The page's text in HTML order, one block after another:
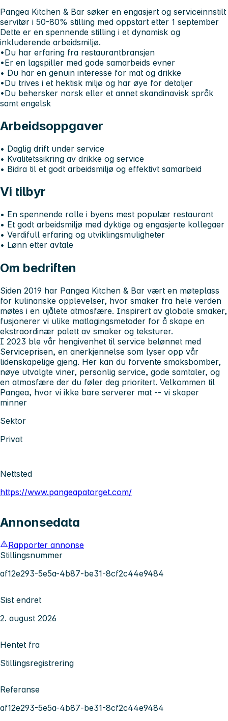
Pangea Kitchen & Bar søker en engasjert og serviceinnstilt
servitør i 50-80% stilling med oppstart etter 1 september
Dette er en spennende stilling i et dynamisk og
inkluderende arbeidsmiljø.
•Du har erfaring fra restaurantbransjen
•Er en lagspiller med gode samarbeids evner
• Du har en genuin interesse for mat og drikke
•Du trives i et hektisk miljø og har øye for detaljer
•Du behersker norsk eller et annet skandinavisk språk
samt engelsk
Arbeidsoppgaver
• Daglig drift under service
• Kvalitetssikring av drikke og service
• Bidra til et godt arbeidsmiljø og effektivt samarbeid
Vi tilbyr
• En spennende rolle i byens mest populær restaurant
• Et godt arbeidsmiljø med dyktige og engasjerte kollegaer
• Verdifull erfaring og utviklingsmuligheter
• Lønn etter avtale
Om bedriften
Siden 2019 har Pangea Kitchen & Bar vært en møteplass
for kulinariske opplevelser, hvor smaker fra hele verden
møtes i en ujålete atmosfære. Inspirert av globale smaker,
fusjonerer vi ulike matlagingsmetoder for å skape en
ekstraordinær palett av smaker og teksturer.
I 2023 ble vår hengivenhet til service belønnet med
Serviceprisen, en anerkjennelse som lyser opp vår
lidenskapelige gjeng. Her kan du forvente smaksbomber,
nøye utvalgte viner, personlig service, gode samtaler, og
en atmosfære der du føler deg prioritert. Velkommen til
Pangea, hvor vi ikke bare serverer mat -- vi skaper
minner
Sektor
Privat
Nettsted
https://www.pangeapatorget.com/
Annonsedata
Rapporter annonse
Stillingsnummer
af12e293-5e5a-4b87-be31-8cf2c44e9484
Sist endret
2. august 2026
Hentet fra
Stillingsregistrering
Referanse
af12e293-5e5a-4b87-be31-8cf2c44e9484